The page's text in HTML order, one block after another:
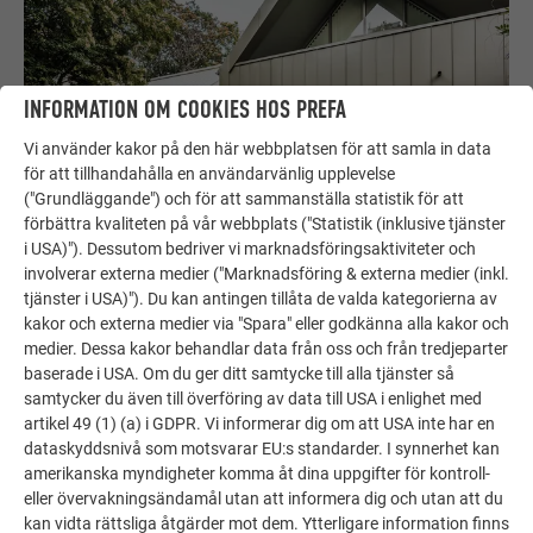
KÄNSLA FÖR PROFESSIONELLA PROJEKT
Familjeföretaget Bauspenglerei Alexander Pfeifer utförde
plåtarbetet och renoveringen av den befintliga byggnaden.
Tak- och fasadytankläddes med totalt cirka1.500
kvadratmeter PREFALZ-aluminium. "Vi hade en särskild
känsla för projektet, vilket gjorde att vi kunde utföra ett
oerhört bra arbete", säger Alfred Fritz, som ansvarade för
INFORMATION OM COOKIES HOS PREFA
Vi använder kakor på den här webbplatsen för att samla in data
för att tillhandahålla en användarvänlig upplevelse
("Grundläggande") och för att sammanställa statistik för att
förbättra kvaliteten på vår webbplats ("Statistik (inklusive tjänster
i USA)"). Dessutom bedriver vi marknadsföringsaktiviteter och
involverar externa medier ("Marknadsföring & externa medier (inkl.
tjänster i USA)"). Du kan antingen tillåta de valda kategorierna av
kakor och externa medier via "Spara" eller godkänna alla kakor och
medier. Dessa kakor behandlar data från oss och från tredjeparter
baserade i USA. Om du ger ditt samtycke till alla tjänster så
samtycker du även till överföring av data till USA i enlighet med
artikel 49 (1) (a) i GDPR. Vi informerar dig om att USA inte har en
dataskyddsnivå som motsvarar EU:s standarder. I synnerhet kan
amerikanska myndigheter komma åt dina uppgifter för kontroll-
eller övervakningsändamål utan att informera dig och utan att du
kan vidta rättsliga åtgärder mot dem. Ytterligare information finns